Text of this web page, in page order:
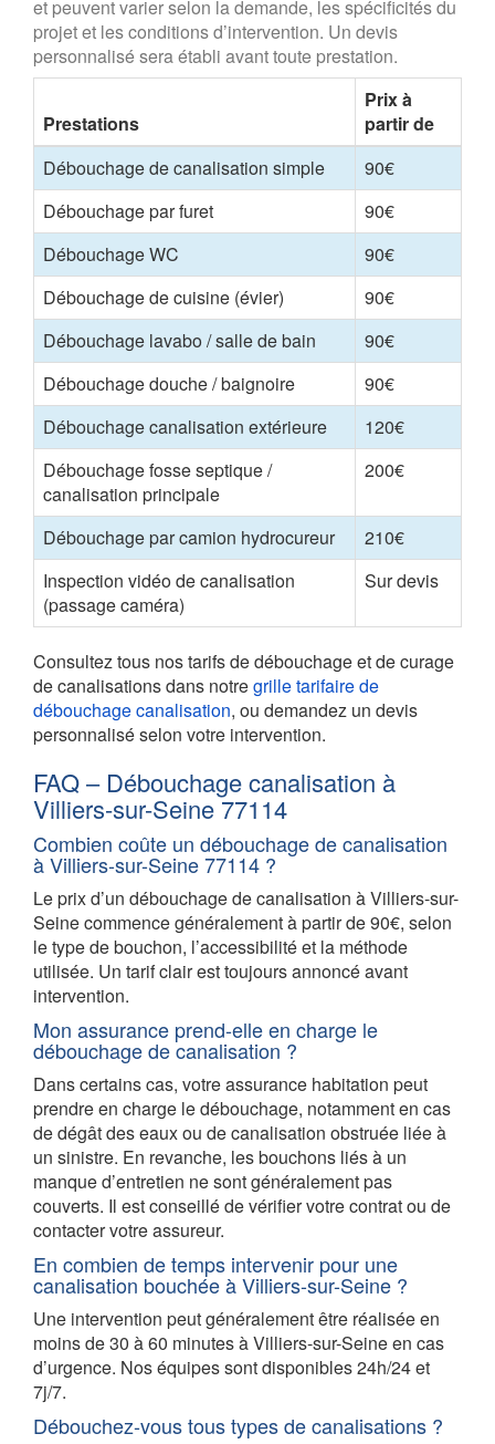
et peuvent varier selon la demande, les spécificités du
projet et les conditions d’intervention. Un devis
personnalisé sera établi avant toute prestation.
Prestations
Prix à
partir de
Débouchage de canalisation simple
90€
Débouchage par furet
90€
Débouchage WC
90€
Débouchage de cuisine (évier)
90€
Débouchage lavabo / salle de bain
90€
Débouchage douche / baignoire
90€
Débouchage canalisation extérieure
120€
Débouchage fosse septique /
canalisation principale
200€
Débouchage par camion hydrocureur
210€
Inspection vidéo de canalisation
(passage caméra)
Sur devis
Consultez tous nos tarifs de débouchage et de curage
de canalisations dans notregrille tarifaire de
débouchage canalisation, ou demandez un devis
personnalisé selon votre intervention.
FAQ – Débouchage canalisation à
Villiers-sur-Seine 77114
Combien coûte un débouchage de canalisation
à Villiers-sur-Seine 77114 ?
Le prix d’un débouchage de canalisation à Villiers-sur-
Seine commence généralement à partir de 90€, selon
le type de bouchon, l’accessibilité et la méthode
utilisée. Un tarif clair est toujours annoncé avant
intervention.
Mon assurance prend-elle en charge le
débouchage de canalisation ?
Dans certains cas, votre assurance habitation peut
prendre en charge le débouchage, notamment en cas
de dégât des eaux ou de canalisation obstruée liée à
un sinistre. En revanche, les bouchons liés à un
manque d’entretien ne sont généralement pas
couverts. Il est conseillé de vérifier votre contrat ou de
contacter votre assureur.
En combien de temps intervenir pour une
canalisation bouchée à Villiers-sur-Seine ?
Une intervention peut généralement être réalisée en
moins de 30 à 60 minutes à Villiers-sur-Seine en cas
d’urgence. Nos équipes sont disponibles 24h/24 et
7j/7.
Débouchez-vous tous types de canalisations ?